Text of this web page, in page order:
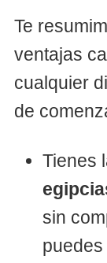
Te
ventajas
cualquier
de
Tienes
sin